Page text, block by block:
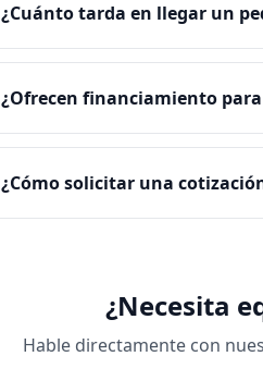
¿Cuánto tarda en llegar un
¿Ofrecen financiamiento
¿Cómo solicitar una
¿Necesita
Hable directamente con